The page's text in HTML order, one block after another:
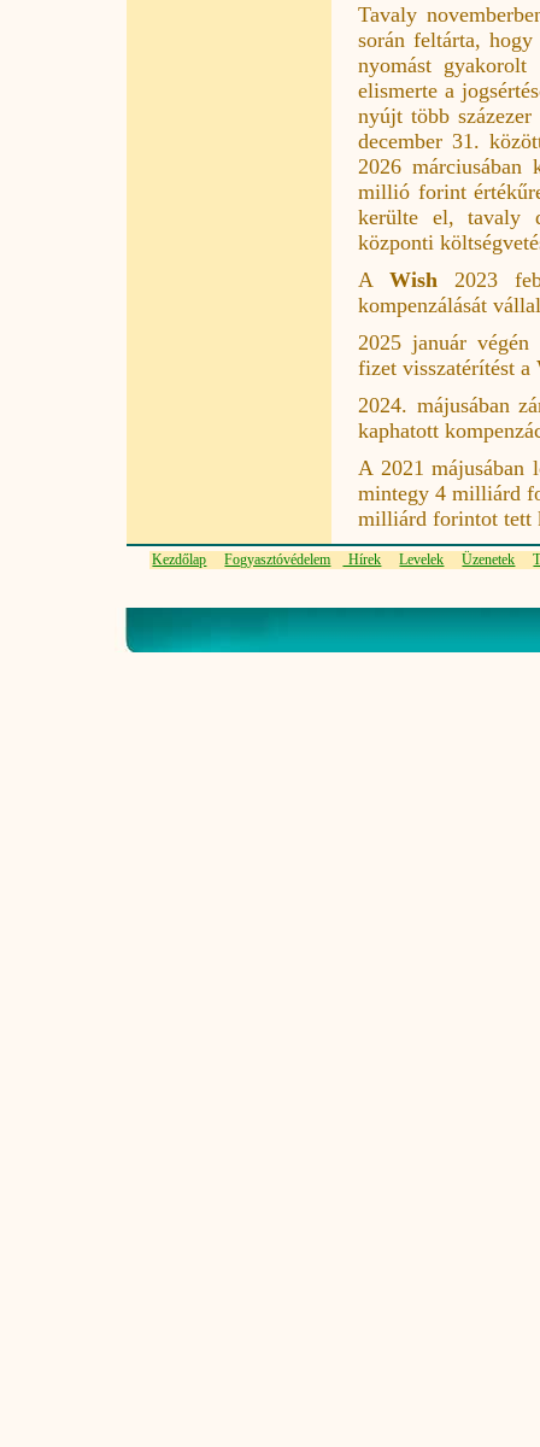
Tavaly
során feltárta,
nyomást
elismerte a
nyújt több
december 31.
2026
millió forint
kerülte el, tavaly
központi
A Wish 2023
kompenzálását
2025 január végén
fizet visszatérítést a
2024. májusában
kaphatott
A 2021 májusában
mintegy 4 milliárd
milliárd forintot tett
Kezdőlap Fogyasztóvédelem Hírek Levelek Üzenetek